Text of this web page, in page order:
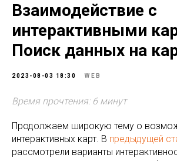
Взаимодействие с
интерактивными
Поиск данных на
2023-08-03 18:30 WEB
Время прочтения: 6 минут
Продолжаем широкую тему о
интерактивных карт. В предыдущей
рассмотрели варианты